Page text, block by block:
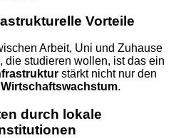
Vorteile
Arbeit, Uni und Zuhause
die studieren wollen, ist das ein
stärkt nicht nur den
Wirtschaftswachstum.
durch lokale